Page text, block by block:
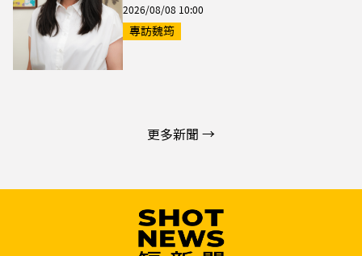
2026/08/08 10:00
專訪魏筠
更多新聞 →